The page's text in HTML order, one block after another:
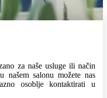
za naše usluge ili način
našem salonu možete nas
osoblje kontaktirati u